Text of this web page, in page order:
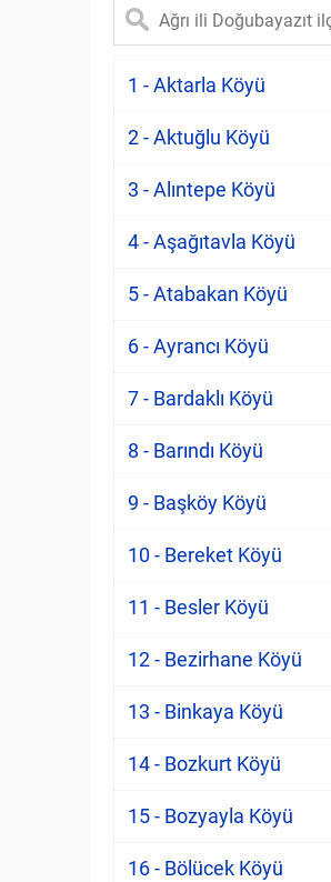
1 - Aktarla Köyü
2 - Aktuğlu Köyü
3 - Alıntepe Köyü
4 - Aşağıtavla Köyü
5 - Atabakan Köyü
6 - Ayrancı Köyü
7 - Bardaklı Köyü
8 - Barındı Köyü
9 - Başköy Köyü
10 - Bereket Köyü
11 - Besler Köyü
12 - Bezirhane Köyü
13 - Binkaya Köyü
14 - Bozkurt Köyü
15 - Bozyayla Köyü
16 - Bölücek Köyü